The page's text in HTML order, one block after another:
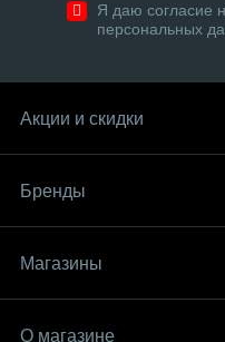
Я даю согласие
персональных
Акции и скидки
Бренды
Магазины
О магазине